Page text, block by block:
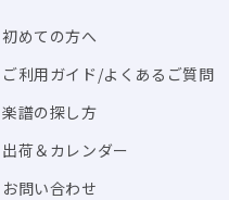
初めての方へ
ご利用ガイド/よくあるご質問
楽譜の探し方
出荷＆カレンダー
お問い合わせ